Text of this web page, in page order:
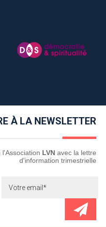
À LA NEWSLETTER
l'Association LVN avec la lettre
d'information trimestrielle